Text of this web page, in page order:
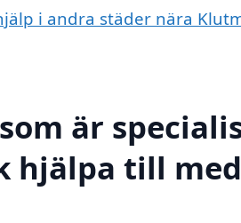
i andra städer nära
är
hjälpa till